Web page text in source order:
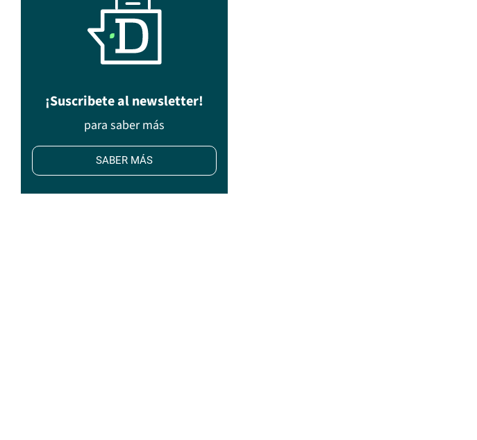
¡Suscribete al newsletter!
para saber más
SABER MÁS